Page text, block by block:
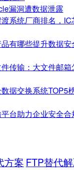
漏洞遭数据泄露
系统厂商排名，
有哪些提升数据
传输：大文件邮
据交换系统TOP5
台助力企业安全
方案 FTP替代